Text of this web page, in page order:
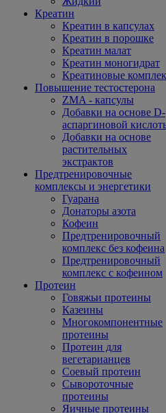
Креатин
Креатин в капсулах
Креатин в порошке
Креатин малат
Креатин моногидрат
Креатиновые
Повышение тестостерона
ZMA - капсулы
Добавки на основе D-
аспаргиновой
Добавки на основе
растительных
экстрактов
Предтренировочные
комплексы и энергетики
Гуарана
Донаторы азота
Кофеин
Предтренировочный
комплекс без кофеина
Предтренировочный
комплекс с кофеином
Протеин
Говяжьи протеины
Казеины
Многокомпонентные
протеины
Протеин для
вегетарианцев
Соевый протеин
Сывороточные
протеины
Яичные протеины